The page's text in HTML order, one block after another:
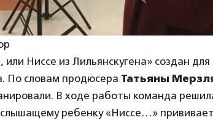
Ниссе из Лильянскугена» создан
По словам продюсера Татьяны
В ходе работы команда
ребенку «Ниссе…»